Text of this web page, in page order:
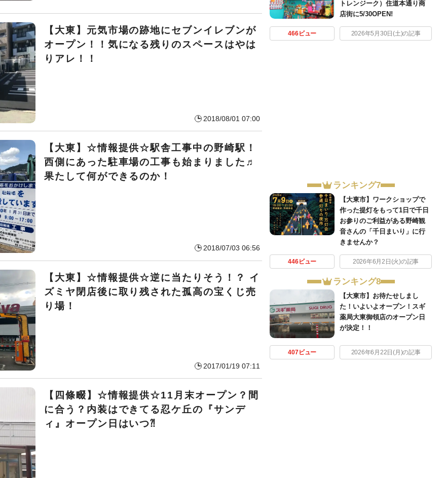
【大東】元気市場の跡地にセブンイレブンが
オープン！！気になる残りのスペースはやは
りアレ！！
2018/08/01 07:00
【大東】☆情報提供☆駅舎工事中の野崎駅！
西側にあった駐車場の工事も始まりました♬
果たして何ができるのか！
2018/07/03 06:56
【大東】☆情報提供☆逆に当たりそう！？ イ
ズミヤ閉店後に取り残された孤高の宝くじ売
り場！
2017/01/19 07:11
【四條畷】☆情報提供☆11月末オープン？間
に合う？内装はできてる忍ケ丘の『サンデ
ィ』オープン日はいつ⁈
トレンジーク）住道本通り商
店街に5/30OPEN!
466ビュー 2026年5月30日(土)の記事
ランキング7
【大東市】ワークショップで
作った提灯をもって1日で千日
お参りのご利益がある野崎観
音さんの「千日まいり」に行
きませんか？
446ビュー 2026年6月2日(火)の記事
ランキング8
【大東市】お待たせしまし
た！いよいよオープン！スギ
薬局大東御領店のオープン日
が決定！！
407ビュー 2026年6月22日(月)の記事